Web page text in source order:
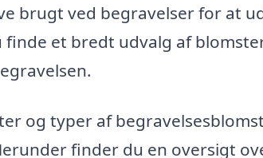
brugt ved begravelser for at
finde et bredt udvalg af
og typer af
finder du en oversigt